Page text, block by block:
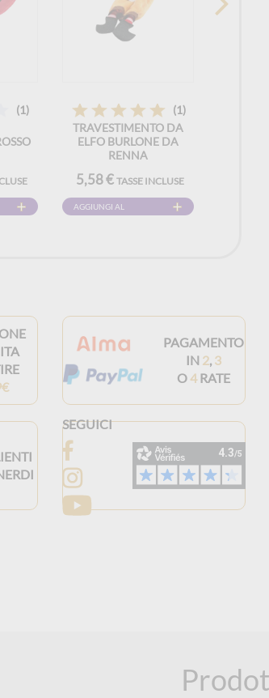
(1)
(1)
TRAVESTIMENTO DA
ELFO BURLONE DA
RENNA
5,58 € TASSE INCLUSE
AGGIUNGI AL
PAGAMENTO
IN 2, 3
O4RATE
SEGUICI